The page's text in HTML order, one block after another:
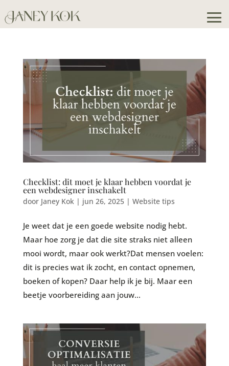
Checklist: dit moet je klaar hebben voordat je
een webdesigner inschakelt
door Janey Kok | jun 26, 2025| Website tips
Je weet dat je een goede website nodig hebt.
Maar hoe zorg je dat die site straks niet alleen
mooi wordt, maar ook werkt?Dat mensen voelen:
dit is precies wat ik zocht, en contact opnemen,
boeken of kopen? Daar help ik je bij. Maar een
beetje voorbereiding aan jouw...